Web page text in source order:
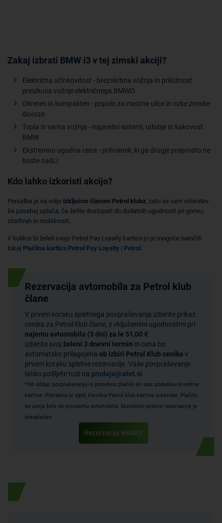
Zakaj izbrati BMW i3 v tej zimski akciji?
Električna učinkovitost - brezskrbna vožnja in priložnost
preizkusa vožnje električnega BMWi3
Okreten in kompakten - popoln za mestne ulice in ozke zimske
dovoze
Topla in varna vožnja - napredni sistemi, udobje in kakovost
BMW
Ekstremno ugodna cena - prihranek, ki ga drugje preprosto ne
boste našLi
Kdo lahko izkoristi akcijo?
Ponudba je na voljo izključno članom Petrol kluba, zato se vam včlanitev
še posebej splača, če želite dostopati do dodatnih ugodnosti pri gorivu,
storitvah in mobilnosti.
V kolikor bi želeli svojo Petrol Pay Loyalty kartico jo je mogoče naročiti
tukaj Plačilna kartica Petrol Pay Loyalty | Petrol .
Rezervacija avtomobila za Petrol klub
člane
V prvem koraku spletnega povpraševanja izberite prikaz
cenika za Petrol klub člane, z vključenimi ugodnostmi pri
najemu avtomobila (3 dni) za le 51,00 €
Izberite svoj želeni 3 dnevni termin in cena bo
avtomatsko prilagojena ob izbiri Petrol Klub cenika v
prvem koraku spletne rezervacije. Vaše povpraševanje
lahko pošljete tudi na prodaja@atet.si
*Ob oddaji povpraševanja ni potrebno plačilo ali vpis podatkov kreditne
kartice. Potrebna je zgolj številka Petrol klub kartice zvestobe. Plačilo
se ureja šele ob prevzemu avtomobila. Morebitni preklic rezervacije je
brezplačen.
Rezervacija BMWi3